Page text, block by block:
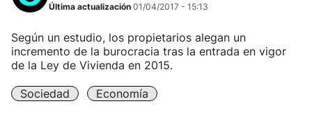
Última actualización 01/04/2017 - 15:13
Según un estudio, los propietarios alegan un
incremento de la burocracia tras la entrada en vigor
de la Ley de Vivienda en 2015.
Sociedad Economía